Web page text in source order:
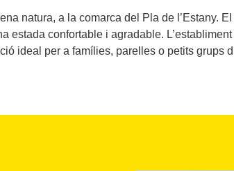
natura, a la comarca del Pla de l’Estany.
estada confortable i agradable.
ideal per a famílies, parelles o petits grups